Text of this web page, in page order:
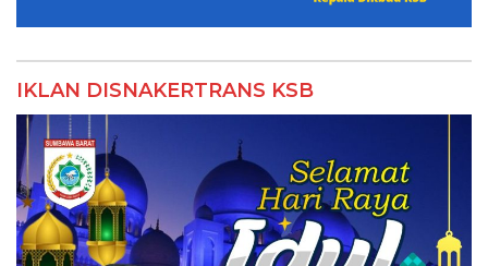
IKLAN DISNAKERTRANS KSB